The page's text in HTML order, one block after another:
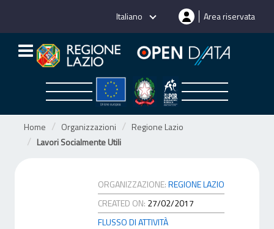
Italiano Area riservata
Home Organizzazioni
Regione Lazio
Lavori Socialmente Utili
ORGANIZZAZIONE:REGIONE LAZIO
CREATED ON: 27/02/2017
FLUSSO DI ATTIVITÀ